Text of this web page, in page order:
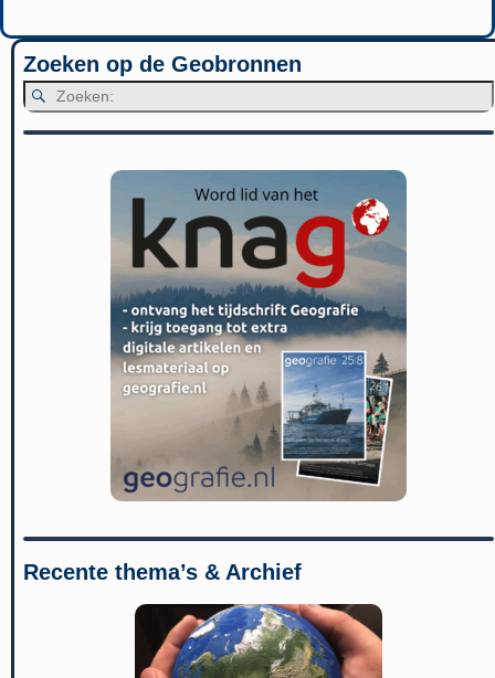
Zoeken op de Geobronnen
Recente thema’s & Archief